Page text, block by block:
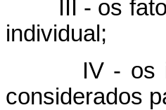
III - os
individual;
IV - os
considerados